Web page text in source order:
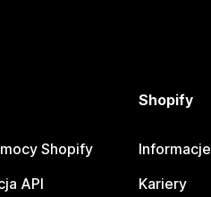
Shopify
API
Shopify
Informacje
Kariery